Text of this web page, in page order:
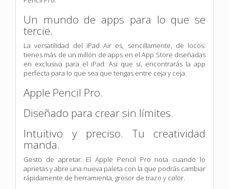
Un mundo de apps para lo que se
tercie.
La versatilidad del iPad Air es, sencillamente, de locos:
tienes más de un millón de apps en el App Store diseñadas
en exclusiva para el iPad. Así que sí, encontrarás la app
perfecta para lo que sea que tengas entre ceja y ceja.
Apple Pencil Pro.
Diseñado para crear sin límites.
Intuitivo y preciso. Tu creatividad
manda.
Gesto de apretar. El Apple Pencil Pro nota cuando lo
aprietas y abre una nueva paleta con la que podrás cambiar
rápidamente de herramienta, grosor de trazo y color.